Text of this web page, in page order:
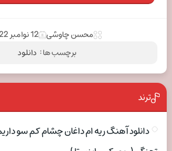
محسن چاوشی 12 نوامبر 2022
برچسب ها : دانلود
ترند
دانلود آهنگ ریه ام داغان چشام کم سو